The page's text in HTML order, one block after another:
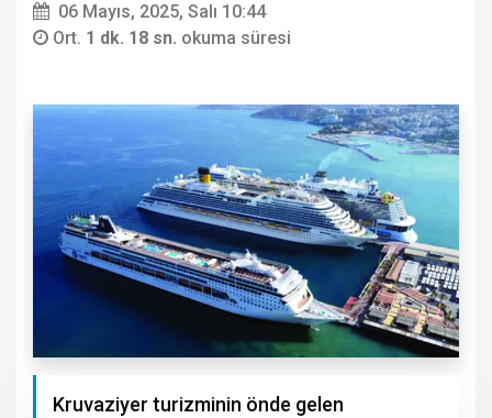
06 Mayıs, 2025, Salı 10:44
Ort. 1 dk. 18 sn. okuma süresi
Kruvaziyer turizminin önde gelen